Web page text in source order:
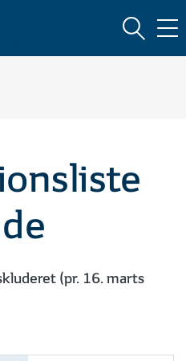
(pr. 16. marts